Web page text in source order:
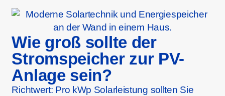
Wie groß sollte der
Stromspeicher zur PV-
Anlage sein?
Richtwert: Pro kWp Solarleistung sollten Sie